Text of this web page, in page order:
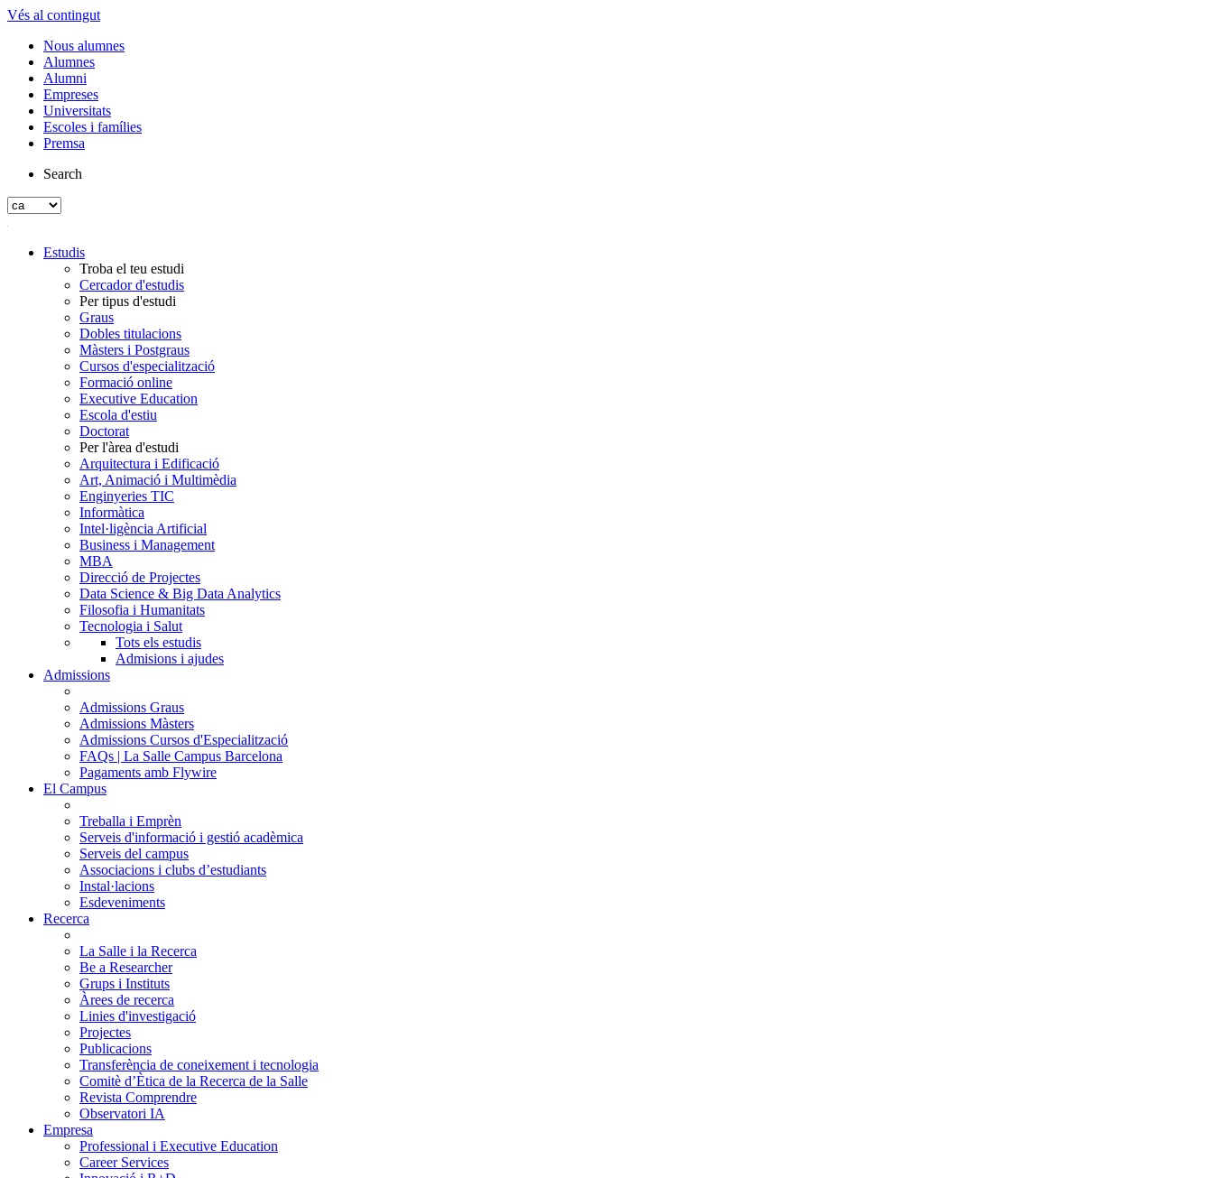
Vés al contingut
Nous alumnes
Alumnes
Alumni
Empreses
Universitats
Escoles i famílies
Premsa
Search
Estudis
Troba el teu estudi
Cercador d'estudis
Per tipus d'estudi
Graus
Dobles titulacions
Màsters i Postgraus
Cursos d'especialització
Formació online
Executive Education
Escola d'estiu
Doctorat
Per l'àrea d'estudi
Arquitectura i Edificació
Art, Animació i Multimèdia
Enginyeries TIC
Informàtica
Intel·ligència Artificial
Business i Management
MBA
Direcció de Projectes
Data Science & Big Data Analytics
Filosofia i Humanitats
Tecnologia i Salut
Tots els estudis
Admisions i ajudes
Admissions
Admissions Graus
Admissions Màsters
Admissions Cursos d'Especialització
FAQs | La Salle Campus Barcelona
Pagaments amb Flywire
El Campus
Treballa i Emprèn
Serveis d'informació i gestió acadèmica
Serveis del campus
Associacions i clubs d’estudiants
Instal·lacions
Esdeveniments
Recerca
La Salle i la Recerca
Be a Researcher
Grups i Instituts
Àrees de recerca
Linies d'investigació
Projectes
Publicacions
Transferència de coneixement i tecnologia
Comitè d’Ètica de la Recerca de la Salle
Revista Comprendre
Observatori IA
Empresa
Professional i Executive Education
Career Services